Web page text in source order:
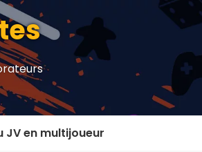
JV en multijoueur